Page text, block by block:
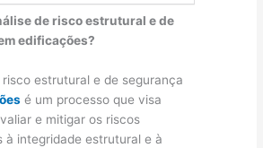
de risco estrutural e de
edificações?
risco estrutural e de segurança
é um processo que visa
e mitigar os riscos
à integridade estrutural e à